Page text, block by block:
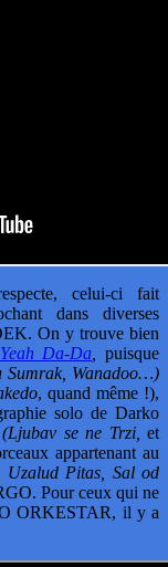
celui-ci fait
dans diverses
On y trouve bien
Da-Da
puisque
Sumrak, Wanadoo…)
, quand même !),
solo de Darko
(Ljubav se ne Trzi, et
appartenant au
Uzalud Pitas, Sal od
Pour ceux qui ne
ORKESTAR, il y a